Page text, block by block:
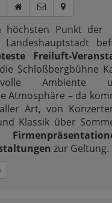
höchsten Punkt der
Landeshauptstadt
Freiluft-
Schloßbergbühne
Atmosphäre – da
Art, von
Klassik über
zur Geltung.